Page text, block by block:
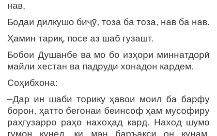
нав,
Бодаи дилкушо биҷӯ, тоза ба тоза, нав ба нав.
Ҳамин тариқ, посе аз шаб гузашт.
Бобои Душанбе ва мо бо изҳори миннатдорӣ
майли хестан ва падруди хонадон кардем.
Соҳибхона:
–Дар ин шаби торику ҳавои моил ба барфу
борон, ҳатто бегонаи беинсоф ҳам мусофиру
раҳгузарро раҳо нахоҳад кард. Наход шумо
гумон кунед, ки ман баръакси он кунам.